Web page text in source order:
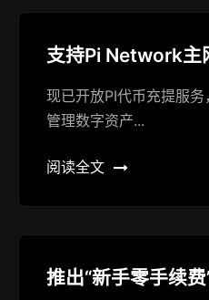
支持Pi Network主
现已开放PI代币充提服
管理数字资产...
阅读全文
推出“新手零手续